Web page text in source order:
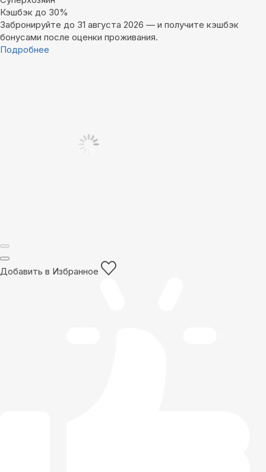
Кэшбэк до 30%
Забронируйте до 31 августа 2026 — и получите кэшбэк
бонусами после оценки проживания.
Подробнее
Добавить в Избранное